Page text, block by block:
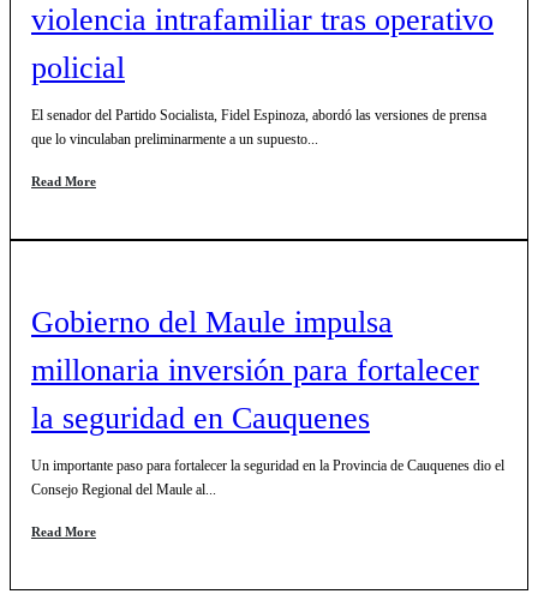
violencia intrafamiliar tras operativo
policial
El senador del Partido Socialista, Fidel Espinoza, abordó las versiones de prensa
que lo vinculaban preliminarmente a un supuesto...
Read More
Gobierno del Maule impulsa
millonaria inversión para fortalecer
la seguridad en Cauquenes
Un importante paso para fortalecer la seguridad en la Provincia de Cauquenes dio el
Consejo Regional del Maule al...
Read More